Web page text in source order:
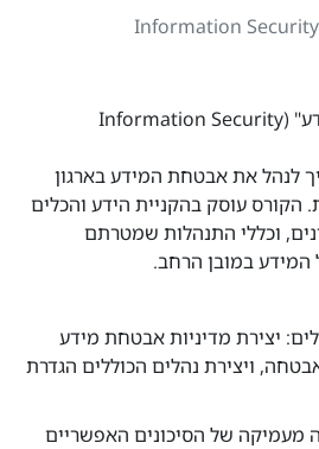
"קורס ממשל אבטחת מידע" (Information Security
לנהל את אבטחת המידע בארגון
הקורס עוסק בהקניית הידע והכלים
וכללי התנהלות שמטרתם
במובן הרחב.
יצירת מדיניות אבטחת מידע
ויצירת נהלים הכוללים הגדרת
מעמיקה של הסיכונים האפשריים